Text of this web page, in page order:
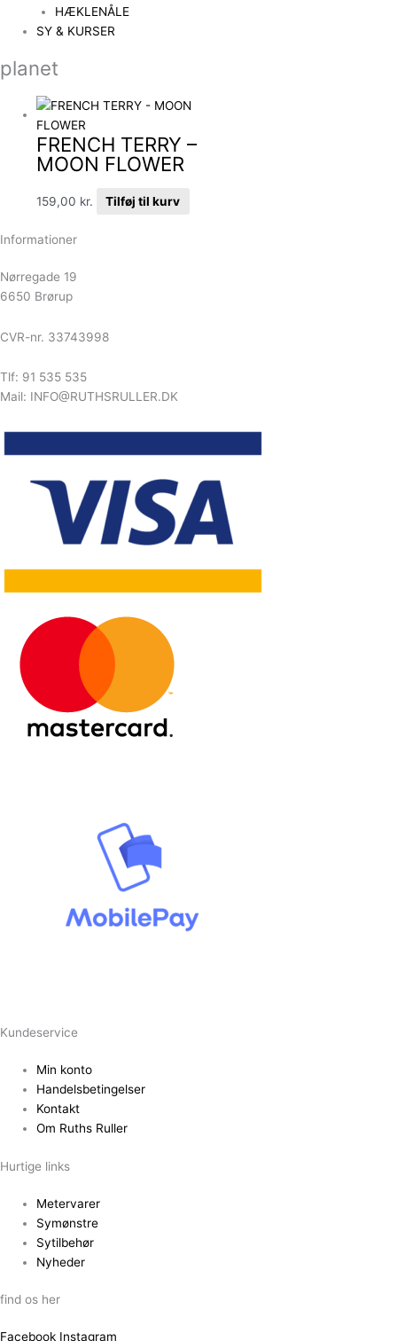
HÆKLENÅLE
SY & KURSER
planet
FRENCH TERRY –
MOON FLOWER
159,00 kr. Tilføj til kurv
Informationer
Nørregade 19
6650 Brørup
CVR-nr. 33743998
Tlf: 91 535 535
Mail: INFO@RUTHSRULLER.DK
Kundeservice
Min konto
Handelsbetingelser
Kontakt
Om Ruths Ruller
Hurtige links
Metervarer
Symønstre
Sytilbehør
Nyheder
find os her
Facebook Instagram